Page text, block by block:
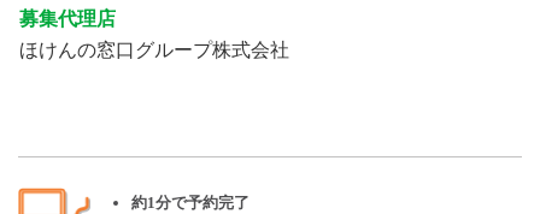
募集代理店
ほけんの窓口グループ株式会社
約1分で予約完了